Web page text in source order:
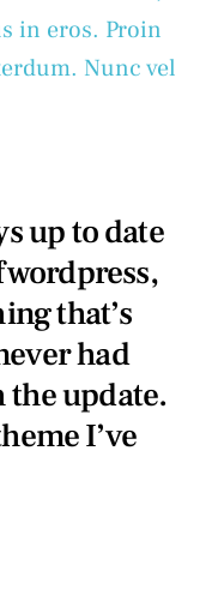
in eros. Proin
Nunc vel
up to date
that’s
had
update.
I’ve